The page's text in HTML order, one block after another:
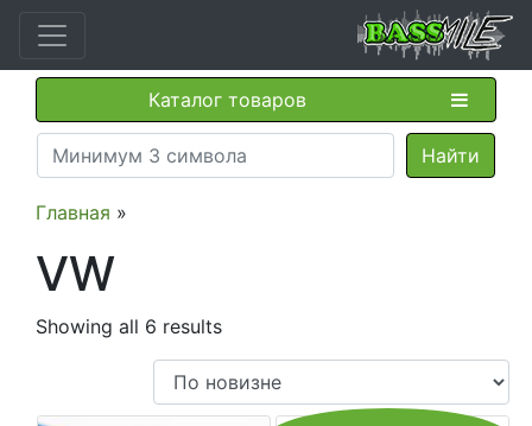
Каталог товаров
Главная »
VW
Showing all 6 results